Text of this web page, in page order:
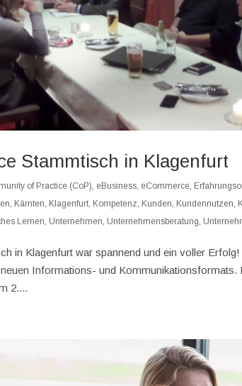
Stammtisch in Klagenfurt
of Practice (CoP), eBusiness, eCommerce,
, Kärnten, Klagenfurt, Kompetenz, Kunden, Kundennutzen,
Lernen, Unternehmen, Unternehmensberatung,
in Klagenfurt war spannend und ein voller
Informations- und Kommunikationsformats.
2....